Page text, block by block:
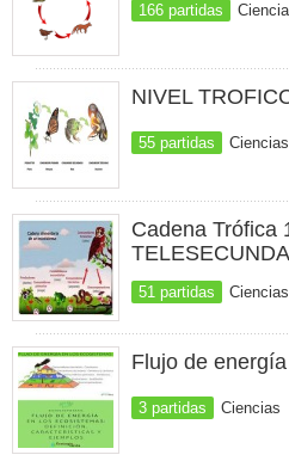
166 partidas
NIVEL
55 partidas Ciencias
Cadena Trófica
51 partidas Ciencias
Flujo de
3 partidas Ciencias